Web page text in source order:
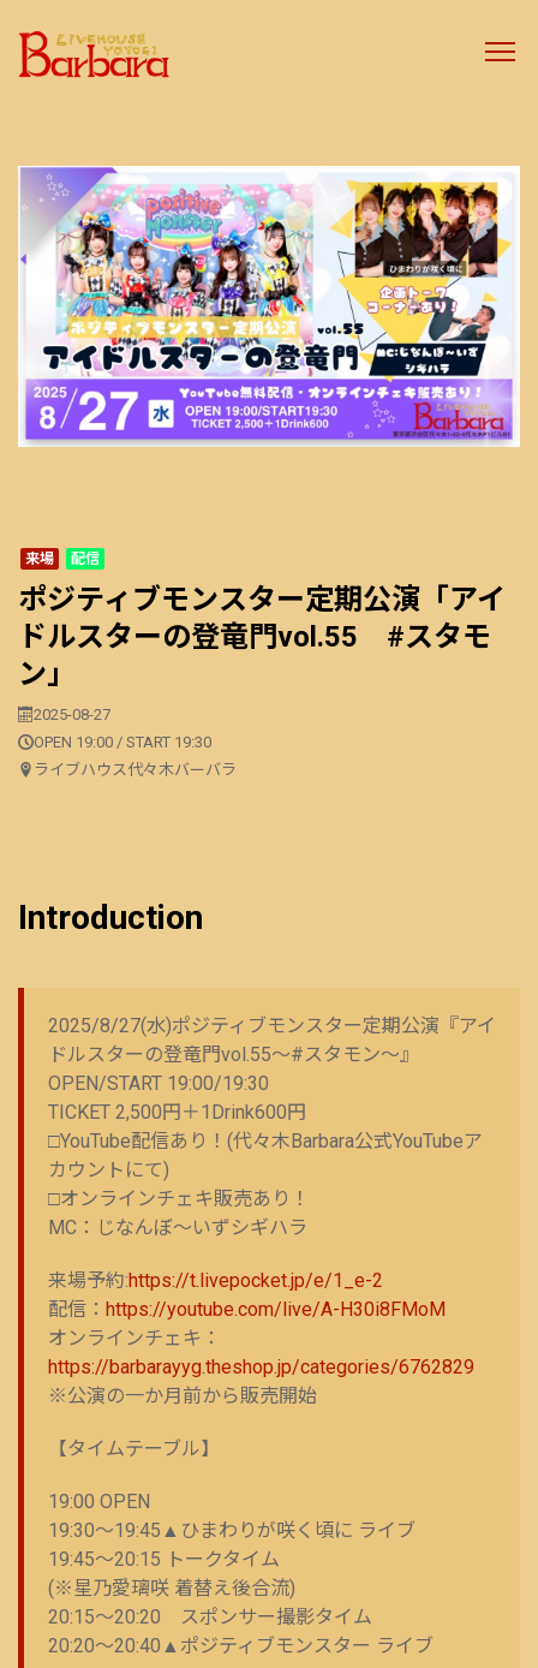
来場 配信
ポジティブモンスター定期公演「アイ
ドルスターの登竜門vol.55 #スタモ
ン」
2025-08-27
OPEN 19:00 / START 19:30
ライブハウス代々木バーバラ
Introduction
2025/8/27(水)ポジティブモンスター定期公演『アイ
ドルスターの登竜門vol.55～#スタモン～』
OPEN/START 19:00/19:30
TICKET 2,500円＋1Drink600円
□YouTube配信あり！(代々木Barbara公式YouTubeア
カウントにて)
□オンラインチェキ販売あり！
MC：じなんぼ～いずシギハラ
来場予約:https://t.livepocket.jp/e/1_e-2
配信： https://youtube.com/live/A-H30i8FMoM
オンラインチェキ：
https://barbarayyg.theshop.jp/categories/6762829
※公演の一か月前から販売開始
【タイムテーブル】
19:00 OPEN
19:30〜19:45▲ひまわりが咲く頃に ライブ
19:45〜20:15 トークタイム
(※星乃愛璃咲 着替え後合流)
20:15～20:20 スポンサー撮影タイム
20:20～20:40▲ポジティブモンスター ライブ